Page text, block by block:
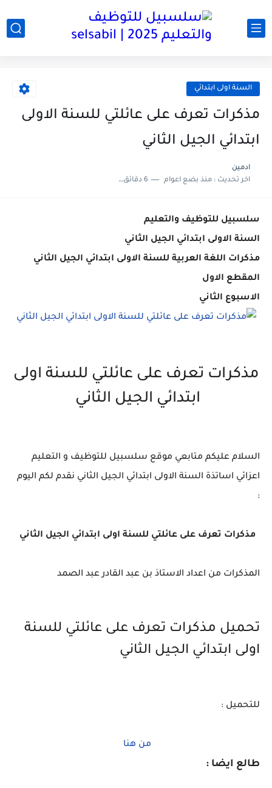
السنة اولى ابتدائي
مذكرات تعرف على عائلتي للسنة الاولى
ابتدائي الجيل الثاني
ادمين
اخر تحديث :منذ بضع اعوام 6 دقائق للقراءة
سلسبيل للتوظيف والتعليم
السنة الاولى ابتدائي الجيل الثاني
مذكرات اللغة العربية للسنة الاولى ابتدائي الجيل الثاني
المقطع الاول
الاسبوع الثاني
مذكرات تعرف على عائلتي للسنة اولى
ابتدائي الجيل الثاني
السلام عليكم متابعي موقع سلسبيل للتوظيف و التعليم
اعزائي اساتذة السنة الاولى ابتدائي الجيل الثاني نقدم لكم اليوم
:
مذكرات تعرف على عائلتي للسنة اولى ابتدائي الجيل الثاني
المذكرات من اعداد الاستاذ بن عبد القادر عبد الصمد
تحميل مذكرات تعرف على عائلتي للسنة
اولى ابتدائي الجيل الثاني
للتحميل :
من هنا
طالع ايضا :